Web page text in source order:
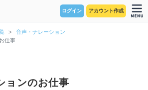
ログイン アカウント作成
音声・ナレーション
仕事
ョンのお仕事